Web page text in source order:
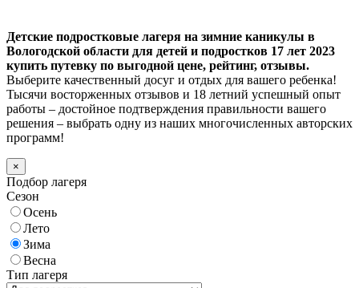
Детские подростковые лагеря на зимние каникулы в
Вологодской области для детей и подростков 17 лет 2023
купить путевку по выгодной цене, рейтинг, отзывы.
Выберите качественный досуг и отдых для вашего ребенка!
Тысячи восторженных отзывов и 18 летний успешный опыт
работы – достойное подтверждения правильности вашего
решения – выбрать одну из наших многочисленных авторских
программ!
×
Подбор лагеря
Сезон
Осень
Лето
Зима
Весна
Тип лагеря